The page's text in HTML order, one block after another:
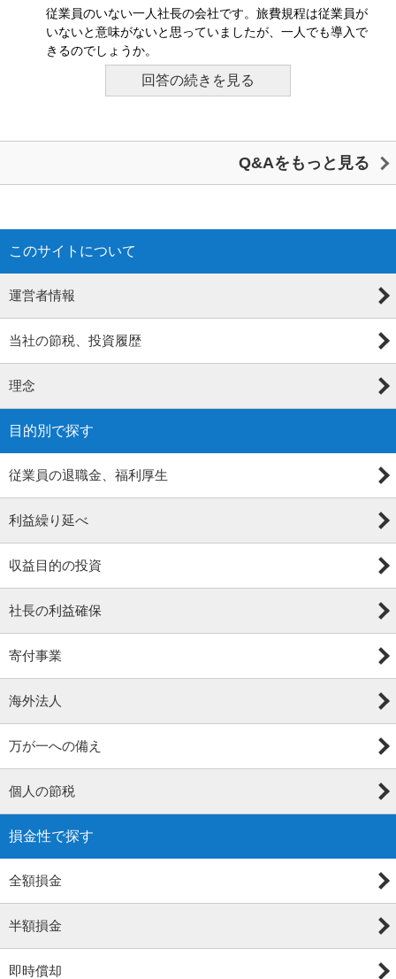
従業員のいない一人社長の会社です。旅費規程は従業員が
いないと意味がないと思っていましたが、一人でも導入で
きるのでしょうか。
回答の続きを見る
Q&Aをもっと見る
このサイトについて
運営者情報
当社の節税、投資履歴
理念
目的別で探す
従業員の退職金、福利厚生
利益繰り延べ
収益目的の投資
社長の利益確保
寄付事業
海外法人
万が一への備え
個人の節税
損金性で探す
全額損金
半額損金
即時償却